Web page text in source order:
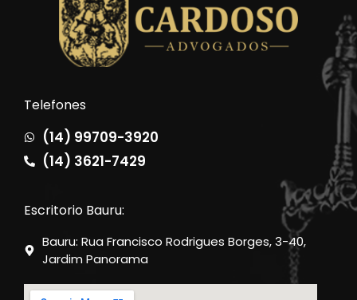
Telefones
(14) 99709-3920
(14) 3621-7429
Escritorio Bauru:
Bauru: Rua Francisco Rodrigues Borges, 3-40,
Jardim Panorama